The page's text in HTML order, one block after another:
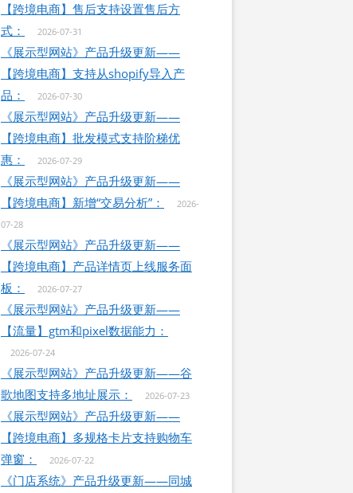
【跨境电商】售后支持设置售后方
式：
2026-07-31
《展示型网站》产品升级更新——
【跨境电商】支持从shopify导入产
品：
2026-07-30
《展示型网站》产品升级更新——
【跨境电商】批发模式支持阶梯优
惠：
2026-07-29
《展示型网站》产品升级更新——
【跨境电商】新增“交易分析”：
2026-
07-28
《展示型网站》产品升级更新——
【跨境电商】产品详情页上线服务面
板：
2026-07-27
《展示型网站》产品升级更新——
【流量】gtm和pixel数据能力：
2026-07-24
《展示型网站》产品升级更新——谷
歌地图支持多地址展示：
2026-07-23
《展示型网站》产品升级更新——
【跨境电商】多规格卡片支持购物车
弹窗：
2026-07-22
《门店系统》产品升级更新——同城